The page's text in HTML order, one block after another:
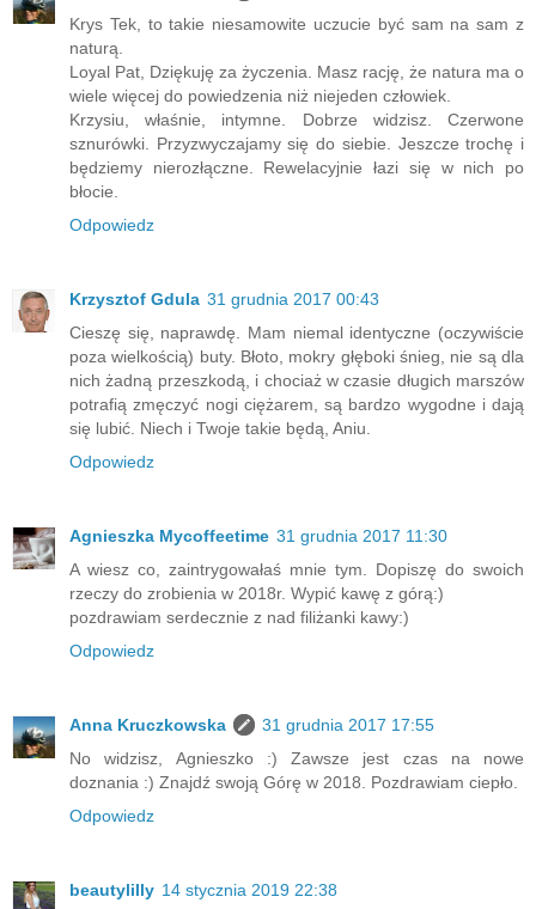
Krys Tek, to takie niesamowite uczucie być sam na sam z
naturą.
Loyal Pat, Dziękuję za życzenia. Masz rację, że natura ma o
wiele więcej do powiedzenia niż niejeden człowiek.
Krzysiu, właśnie, intymne. Dobrze widzisz. Czerwone
sznurówki. Przyzwyczajamy się do siebie. Jeszcze trochę i
będziemy nierozłączne. Rewelacyjnie łazi się w nich po
błocie.
Odpowiedz
Krzysztof Gdula 31 grudnia 2017 00:43
Cieszę się, naprawdę. Mam niemal identyczne (oczywiście
poza wielkością) buty. Błoto, mokry głęboki śnieg, nie są dla
nich żadną przeszkodą, i chociaż w czasie długich marszów
potrafią zmęczyć nogi ciężarem, są bardzo wygodne i dają
się lubić. Niech i Twoje takie będą, Aniu.
Odpowiedz
Agnieszka Mycoffeetime 31 grudnia 2017 11:30
A wiesz co, zaintrygowałaś mnie tym. Dopiszę do swoich
rzeczy do zrobienia w 2018r. Wypić kawę z górą:)
pozdrawiam serdecznie z nad filiżanki kawy:)
Odpowiedz
Anna Kruczkowska
31 grudnia 2017 17:55
No widzisz, Agnieszko :) Zawsze jest czas na nowe
doznania :) Znajdź swoją Górę w 2018. Pozdrawiam ciepło.
Odpowiedz
beautylilly 14 stycznia 2019 22:38